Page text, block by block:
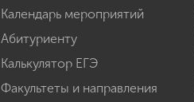
Календарь мероприятий
Абитуриенту
Калькулятор ЕГЭ
Факультеты и направления